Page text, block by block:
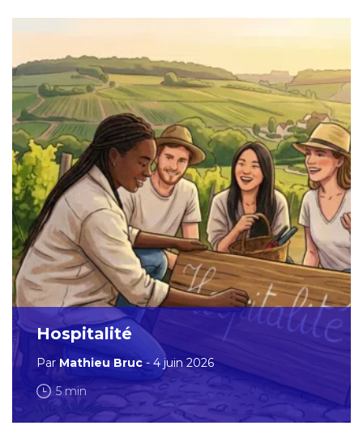
Hospitalité
Par Mathieu Bruc- 4 juin 2026
5 min